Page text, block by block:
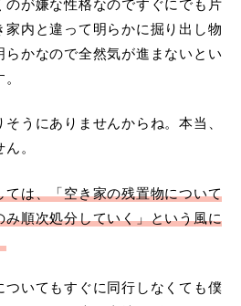
内と違って明らかに掘り出し物
らかなので全然気が進まないとい
うにありませんからね。本当、
。
は、「空き家の残置物について
順次処分していく」という風に
ついてもすぐに同行しなくても僕